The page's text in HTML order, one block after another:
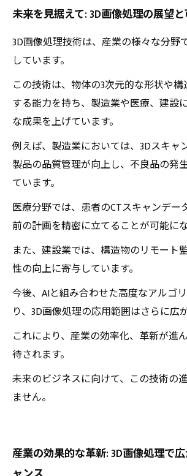
未来を見据えて: 3D画像処理の展望
3D画像処理技術は、産業の様々な分野
しています。
この技術は、物体の3次元的な形状や
する能力を持ち、製造業や医療、建設
な成果を上げています。
例えば、製造業においては、3Dスキャ
製品の品質管理が向上し、不良品の発
ています。
医療分野では、患者のCTスキャンデー
前の計画を精密に立てることが可能にな
また、建設業では、構造物のリモート
性の向上に寄与しています。
今後、AIと組み合わせた高度なアルゴ
り、3D画像処理の応用範囲はさらに広
これにより、産業の効率化、革新が進
待されます。
未来のビジネスに向けて、この技術の
ません。
産業の効果的な革新: 3D画像処理で